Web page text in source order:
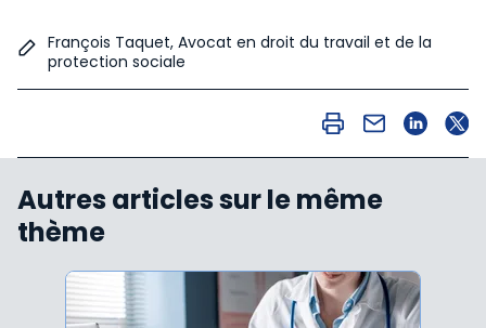
François Taquet, Avocat en droit du travail et de la
protection sociale
Autres articles sur le même
thème